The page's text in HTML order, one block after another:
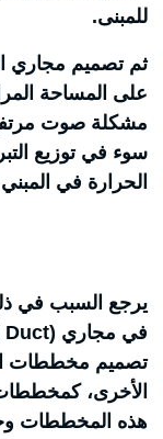
للمبنى.
على المساحة
سوء في توزيع
الحرارة في
يرجع السبب في
تصميم مخططات
الأخرى،
هذه المخططات